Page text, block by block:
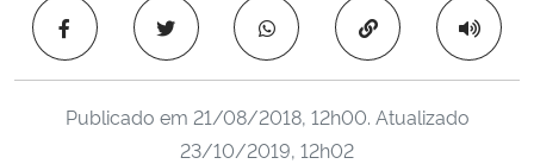
Ministério da Educação
Copiar para área
Publicado em 21/08/2018, 12h00. Atualizado
23/10/2019, 12h02